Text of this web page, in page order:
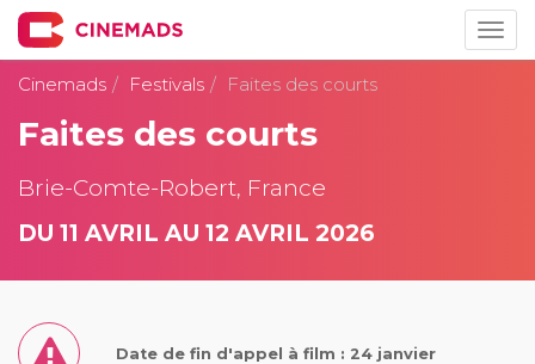
Cinemads
Festivals Faites des courts
Faites des courts
Brie-Comte-Robert, France
DU 11 AVRIL AU 12 AVRIL 2026
Date de fin d'appel à film : 24 janvier